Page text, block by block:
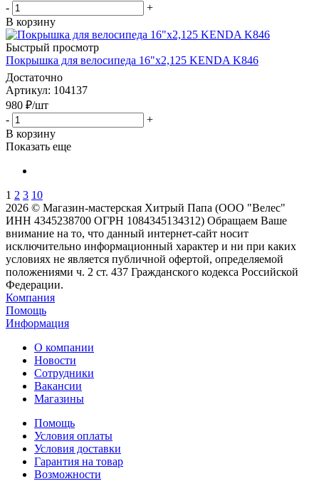
-
+
В корзину
Быстрый просмотр
Покрышка для велосипеда 16"x2,125 KENDA K846
Достаточно
Артикул: 104137
980 ₽/шт
-
+
В корзину
Показать еще
1 2 3 10
2026 © Магазин-мастерская Хитрый Папа (ООО "Велес"
ИНН 4345238700 ОГРН 1084345134312) Обращаем Ваше
внимание на то, что данный интернет-сайт носит
исключительно информационный характер и ни при каких
условиях не является публичной офертой, определяемой
положениями ч. 2 ст. 437 Гражданского кодекса Российской
Федерации.
Компания
Помощь
Информация
О компании
Новости
Сотрудники
Вакансии
Магазины
Помощь
Условия оплаты
Условия доставки
Гарантия на товар
Возможности